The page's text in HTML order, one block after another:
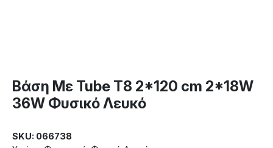
Βάση Με Tube T8 2*120 cm 2*18W
36W Φυσικό Λευκό
SKU: 066738